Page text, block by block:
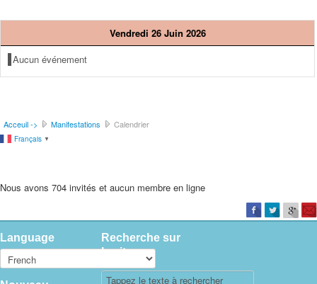
Vendredi 26 Juin 2026
Aucun événement
Acceuil -> Manifestations Calendrier
Français ▼
Nous avons 704 invités et aucun membre en ligne
Language
Recherche sur
le site